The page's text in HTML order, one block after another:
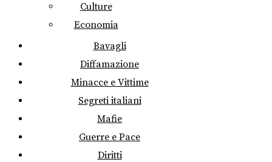
Culture
Economia
Bavagli
Diffamazione
Minacce e Vittime
Segreti italiani
Mafie
Guerre e Pace
Diritti